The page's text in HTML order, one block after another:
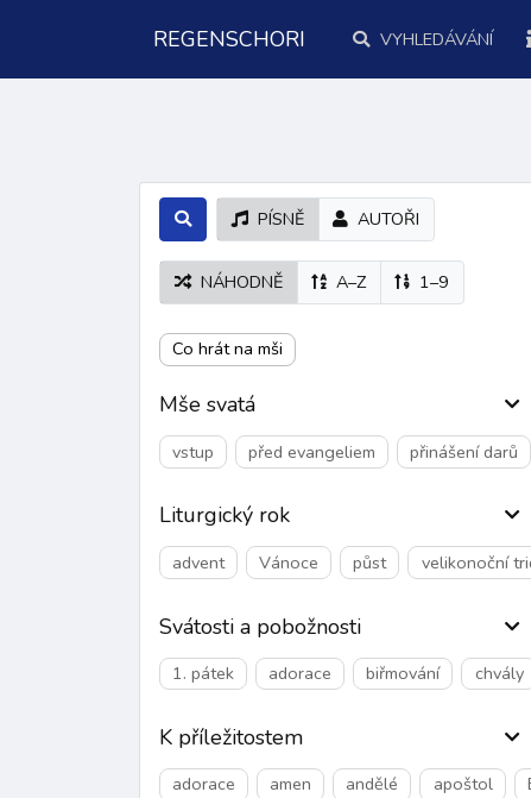
REGENSCHORI VYHLEDÁVÁNÍ
PÍSNĚ AUTOŘI
NÁHODNĚ A–Z 1–9
Co hrát na mši
Mše svatá
vstup před evangeliem přinášení darů
Liturgický rok
advent Vánoce půst velikonoční
Svátosti a pobožnosti
1. pátek adorace biřmování chvály
K příležitostem
adorace amen andělé apoštol